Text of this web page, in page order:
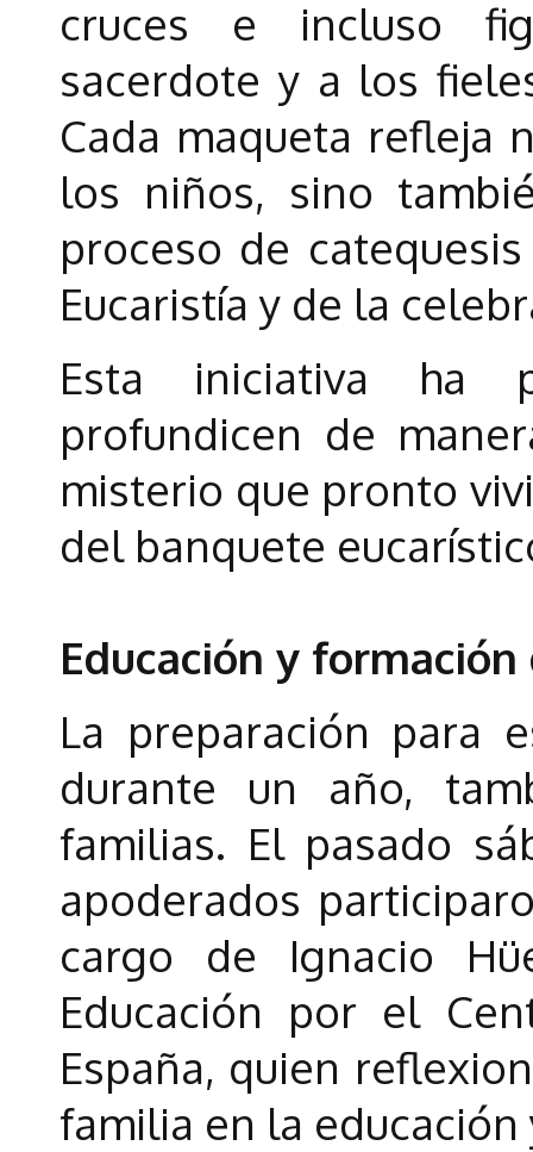
cruces e incluso
sacerdote y a los
Cada maqueta refleja
los niños, sino
proceso de
Eucaristía y de la
Esta iniciativa ha
profundicen de
misterio que pronto
del banquete
Educación y
La preparación para
durante un año,
familias. El pasado
apoderados
cargo de Ignacio
Educación por el
España, quien
familia en la